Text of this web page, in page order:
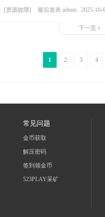
[资源故障] 最后发表:admin 2025-10-
下一页 »
1 2 3 4
常见问题
金币获取
解压密码
签到领金币
523PLAY采矿